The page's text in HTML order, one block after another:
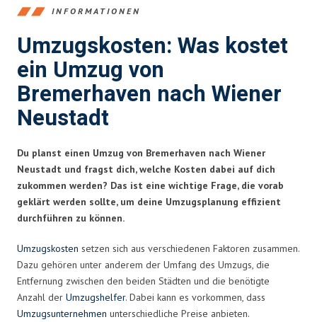
INFORMATIONEN
Umzugskosten: Was kostet
ein Umzug von
Bremerhaven nach Wiener
Neustadt
Du planst einen Umzug von Bremerhaven nach Wiener
Neustadt und fragst dich, welche Kosten dabei auf dich
zukommen werden? Das ist eine wichtige Frage, die vorab
geklärt werden sollte, um deine Umzugsplanung effizient
durchführen zu können.
Umzugskosten setzen sich aus verschiedenen Faktoren zusammen.
Dazu gehören unter anderem der Umfang des Umzugs, die
Entfernung zwischen den beiden Städten und die benötigte
Anzahl der Umzugshelfer. Dabei kann es vorkommen, dass
Umzugsunternehmen unterschiedliche Preise anbieten.